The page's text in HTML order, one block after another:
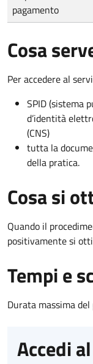
pagamento
Cosa
Per accedere al
SPID (sistema
d’identità
(CNS)
tutta la
della pratica.
Cosa si
Quando il
positivamente si
Tempi e
Durata massima
Accedi